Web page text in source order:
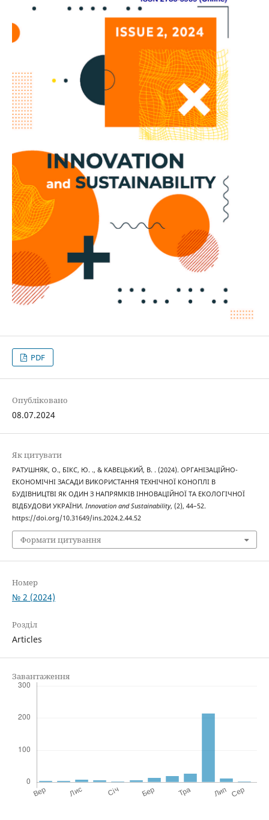
PDF
Опубліковано
08.07.2024
Як цитувати
РАТУШНЯК, О., БІКС, Ю. ., & КАВЕЦЬКИЙ, В. . (2024). ОРГАНІЗАЦІЙНО-
ЕКОНОМІЧНІ ЗАСАДИ ВИКОРИСТАННЯ ТЕХНІЧНОЇ КОНОПЛІ В
БУДІВНИЦТВІ ЯК ОДИН З НАПРЯМКІВ ІННОВАЦІЙНОЇ ТА ЕКОЛОГІЧНОЇ
ВІДБУДОВИ УКРАЇНИ. Innovation and Sustainability, (2), 44–52.
https://doi.org/10.31649/ins.2024.2.44.52
Формати цитування
Номер
№ 2 (2024)
Розділ
Articles
Завантаження